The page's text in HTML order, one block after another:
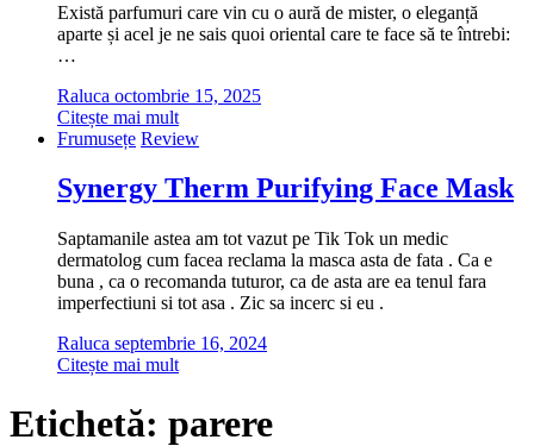
Există parfumuri care vin cu o aură de mister, o eleganță
aparte și acel je ne sais quoi oriental care te face să te întrebi:
…
Raluca octombrie 15, 2025
Citește mai mult
Frumusețe Review
Synergy Therm Purifying Face Mask
Saptamanile astea am tot vazut pe Tik Tok un medic
dermatolog cum facea reclama la masca asta de fata . Ca e
buna , ca o recomanda tuturor, ca de asta are ea tenul fara
imperfectiuni si tot asa . Zic sa incerc si eu .
Raluca septembrie 16, 2024
Citește mai mult
Etichetă: parere